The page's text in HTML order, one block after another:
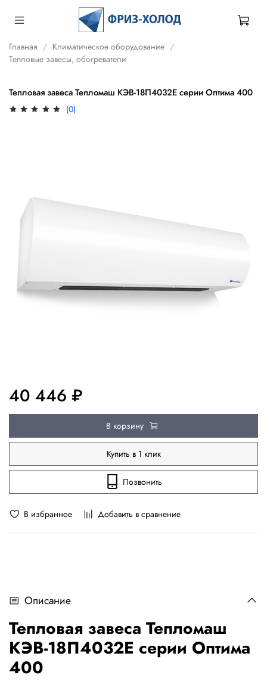
Главная
Климатическое оборудование
Тепловые завесы, обогреватели
Тепловая завеса Тепломаш КЭВ-18П4032Е серии Оптима 400
(0)
В избранное Добавить в сравнение
40 446 ₽
В корзину
Купить в 1 клик
Позвонить
Описание
Тепловая завеса Тепломаш
КЭВ-18П4032Е серии Оптима
400